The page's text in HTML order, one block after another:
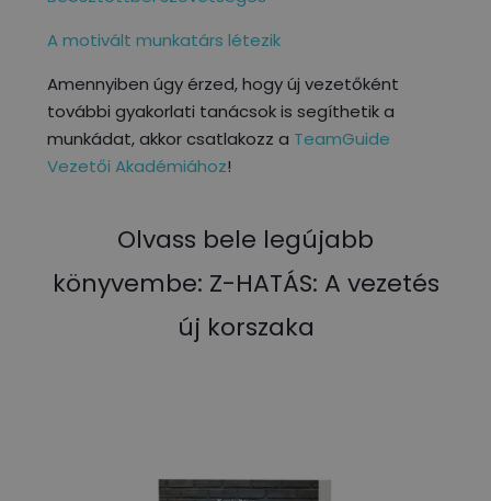
A motivált munkatárs létezik
Amennyiben úgy érzed, hogy új vezetőként
további gyakorlati tanácsok is segíthetik a
munkádat, akkor csatlakozz a TeamGuide
Vezetői Akadémiához!
Olvass bele legújabb
könyvembe: Z-HATÁS: A vezetés
új korszaka